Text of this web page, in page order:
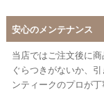
安心のメンテナンス
当店ではご注文後に商
ぐらつきがないか、
ンティークのプロが丁